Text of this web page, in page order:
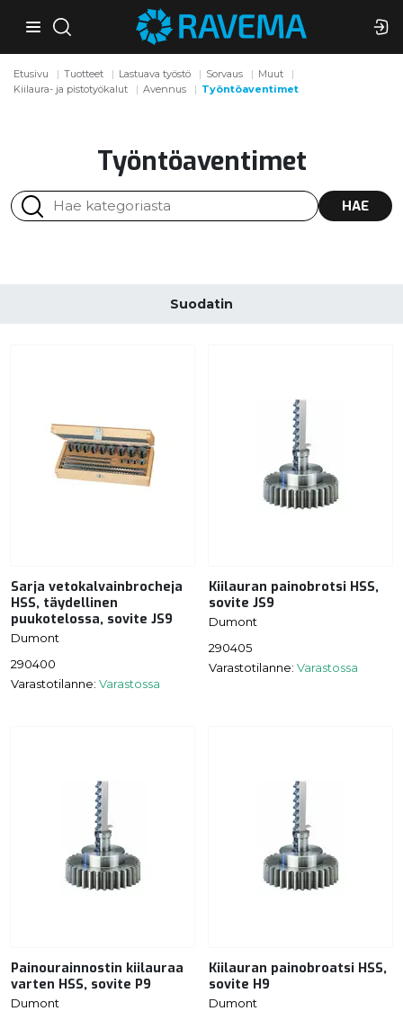
Etusivu Tuotteet Lastuava työstö Sorvaus
Muut
Kiilaura- ja pistotyökalut
Avennus Työntöaventimet
Työntöaventimet
HAE
Suodatin
Sarja vetokalvainbrocheja
HSS, täydellinen
puukotelossa, sovite JS9
Dumont
290400
Varastotilanne: Varastossa
Kiilauran painobrotsi HSS,
sovite JS9
Dumont
290405
Varastotilanne: Varastossa
Painourainnostin kiilauraa
varten HSS, sovite P9
Dumont
Kiilauran painobroatsi HSS,
sovite H9
Dumont